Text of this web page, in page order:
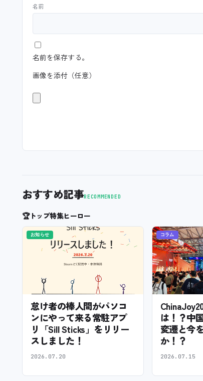
名前
名前を保存する。
画像を添付（任意）
おすすめ記事RECOMMENDED
🏆トップ特集ヒーロー
お知らせ
怠け者の棒人間がパソコ
ンにやって来る常駐アプ
リ「Sill Sticks」をリリー
スしました！
2026.07.20
コラム
は！？中
変遷と今
か！？
2026.07.15